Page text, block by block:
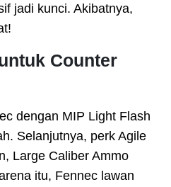
jadi kunci. Akibatnya,
Counter
dengan MIP Light Flash
Selanjutnya, perk Agile
Large Caliber Ammo
itu, Fennec lawan